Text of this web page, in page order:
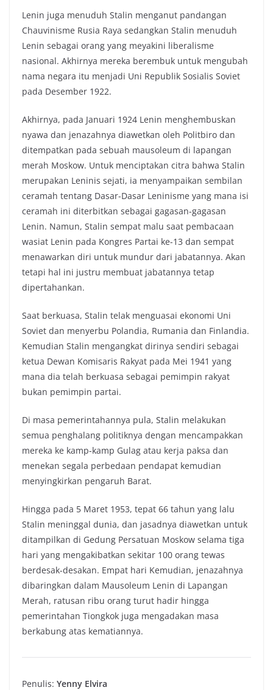
Lenin juga menuduh Stalin menganut pandangan
Chauvinisme Rusia Raya sedangkan Stalin menuduh
Lenin sebagai orang yang meyakini liberalisme
nasional. Akhirnya mereka berembuk untuk mengubah
nama negara itu menjadi Uni Republik Sosialis Soviet
pada Desember 1922.
Akhirnya, pada Januari 1924 Lenin menghembuskan
nyawa dan jenazahnya diawetkan oleh Politbiro dan
ditempatkan pada sebuah mausoleum di lapangan
merah Moskow. Untuk menciptakan citra bahwa Stalin
merupakan Leninis sejati, ia menyampaikan sembilan
ceramah tentang Dasar-Dasar Leninisme yang mana isi
ceramah ini diterbitkan sebagai gagasan-gagasan
Lenin. Namun, Stalin sempat malu saat pembacaan
wasiat Lenin pada Kongres Partai ke-13 dan sempat
menawarkan diri untuk mundur dari jabatannya. Akan
tetapi hal ini justru membuat jabatannya tetap
dipertahankan.
Saat berkuasa, Stalin telak menguasai ekonomi Uni
Soviet dan menyerbu Polandia, Rumania dan Finlandia.
Kemudian Stalin mengangkat dirinya sendiri sebagai
ketua Dewan Komisaris Rakyat pada Mei 1941 yang
mana dia telah berkuasa sebagai pemimpin rakyat
bukan pemimpin partai.
Di masa pemerintahannya pula, Stalin melakukan
semua penghalang politiknya dengan mencampakkan
mereka ke kamp-kamp Gulag atau kerja paksa dan
menekan segala perbedaan pendapat kemudian
menyingkirkan pengaruh Barat.
Hingga pada 5 Maret 1953, tepat 66 tahun yang lalu
Stalin meninggal dunia, dan jasadnya diawetkan untuk
ditampilkan di Gedung Persatuan Moskow selama tiga
hari yang mengakibatkan sekitar 100 orang tewas
berdesak-desakan. Empat hari Kemudian, jenazahnya
dibaringkan dalam Mausoleum Lenin di Lapangan
Merah, ratusan ribu orang turut hadir hingga
pemerintahan Tiongkok juga mengadakan masa
berkabung atas kematiannya.
Penulis: Yenny Elvira